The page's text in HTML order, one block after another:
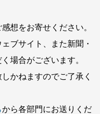
想をお寄せください。
ブサイト、また新聞・
場合がございます。
かねますのでご了承く
から各部門にお送りくだ